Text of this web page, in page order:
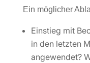
Ein möglicher
Einstieg mit
in den letzten
angewendet?